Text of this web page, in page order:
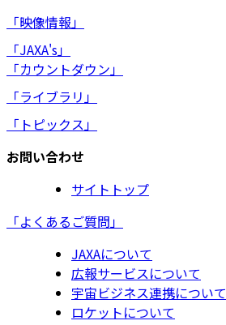
「映像情報」
「JAXA's」
「カウントダウン」
「ライブラリ」
「トピックス」
お問い合わせ
サイトトップ
「よくあるご質問」
JAXAについて
広報サービスについて
宇宙ビジネス連携について
ロケットについて